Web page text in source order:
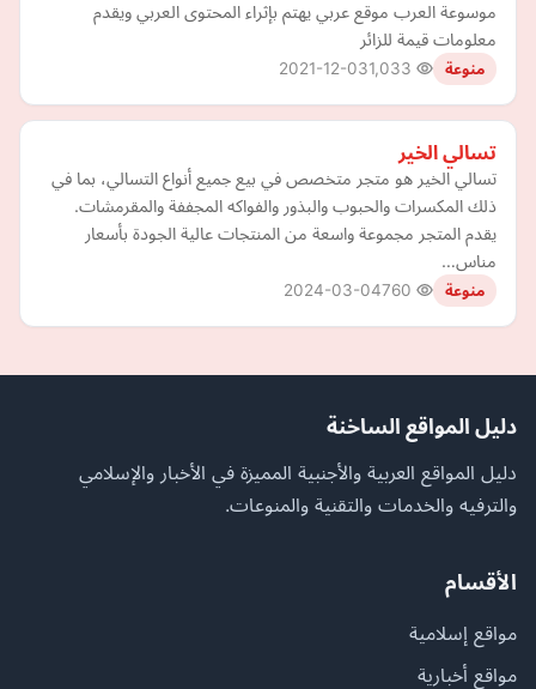
موسوعة العرب موقع عربي يهتم بإثراء المحتوى العربي ويقدم
معلومات قيمة للزائر
منوعة 2021-12-03
تسالي الخير
تسالي الخير هو متجر متخصص في بيع جميع أنواع التسالي، بما في
ذلك المكسرات والحبوب والبذور والفواكه المجففة والمقرمشات.
يقدم المتجر مجموعة واسعة من المنتجات عالية الجودة بأسعار
مناس…
منوعة 2024-03-04
دليل المواقع الساخنة
دليل المواقع العربية والأجنبية المميزة في الأخبار والإسلامي
والترفيه والخدمات والتقنية والمنوعات.
الأقسام
مواقع إسلامية
مواقع أخبارية